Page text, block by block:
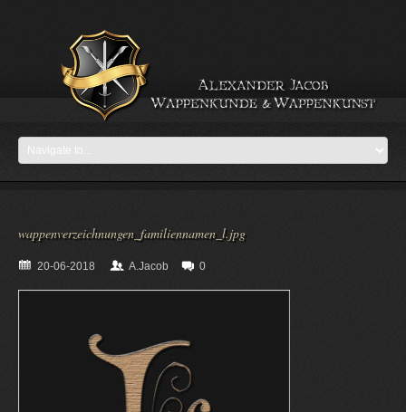
wappenverzeichnungen_familiennamen_l.jpg
20-06-2018 A.Jacob 0